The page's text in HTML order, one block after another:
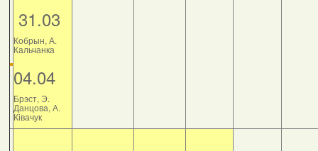
31.03
Кобрын, А.
Кальчанка
04.04
Брэст, Э.
Данцова, А.
Ківачук